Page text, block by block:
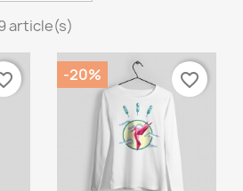
article(s)
-20% favorite_border